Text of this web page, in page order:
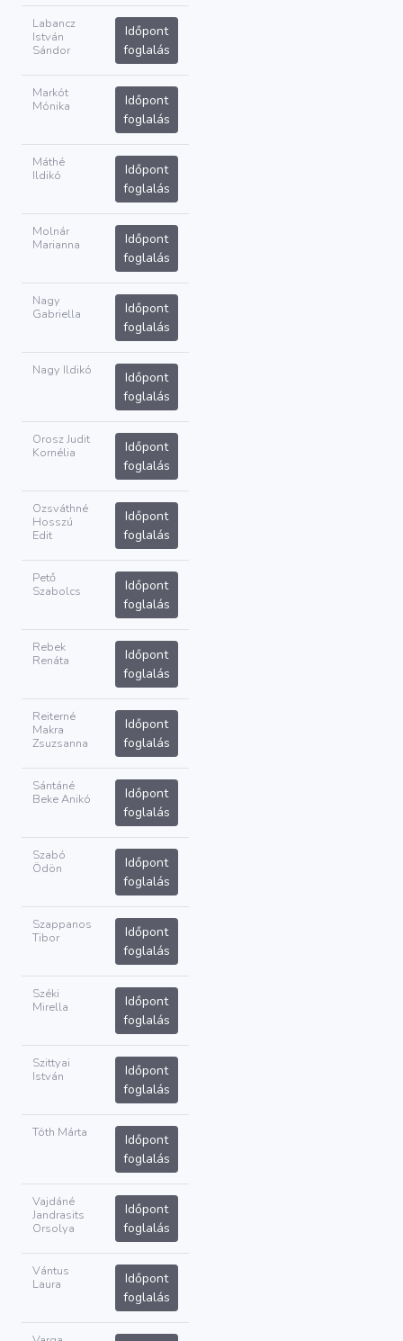
Labancz
István
Sándor
Időpont
foglalás
Markót
Mónika
Időpont
foglalás
Máthé
Ildikó
Időpont
foglalás
Molnár
Marianna
Időpont
foglalás
Nagy
Gabriella
Időpont
foglalás
Nagy Ildikó
Időpont
foglalás
Orosz Judit
Kornélia
Időpont
foglalás
Ozsváthné
Hosszú
Edit
Időpont
foglalás
Pető
Szabolcs
Időpont
foglalás
Rebek
Renáta
Időpont
foglalás
Reiterné
Makra
Zsuzsanna
Időpont
foglalás
Sántáné
Beke Anikó
Időpont
foglalás
Szabó
Ödön
Időpont
foglalás
Szappanos
Tibor
Időpont
foglalás
Széki
Mirella
Időpont
foglalás
Szittyai
István
Időpont
foglalás
Tóth Márta
Időpont
foglalás
Vajdáné
Jandrasits
Orsolya
Időpont
foglalás
Vántus
Laura
Időpont
foglalás